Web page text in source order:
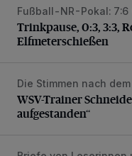
Trinkpause, 0:3, 3:3,
Fußball-NR-Pokal: 7:6
Trinkpause, 0:3, 3:3,
Elfmeterschießen
WSV-Trainer
Die Stimmen nach
WSV-Trainer
aufgestanden“